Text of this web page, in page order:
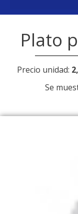
Plato
Precio unidad:
Se